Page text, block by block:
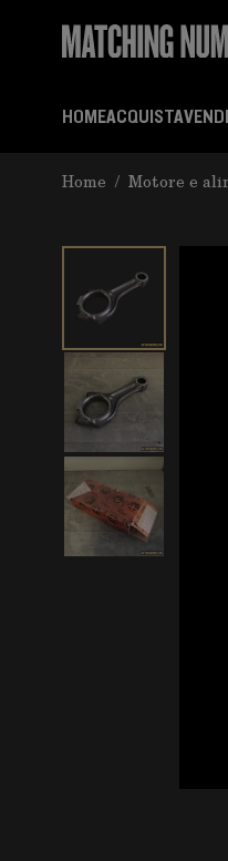
HOMEACQUISTAVENDI
Home / Motore e